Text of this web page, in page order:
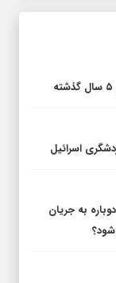
اسرائیل
به جریان